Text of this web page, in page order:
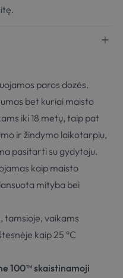
paros dozės.
bet kuriai maisto
iki 18 metų, taip pat
ir žindymo laikotarpiu,
pasitarti su gydytoju.
kaip maisto
mityba bei
tamsioje, vaikams
kaip 25 °C
100™ skaistinamoji